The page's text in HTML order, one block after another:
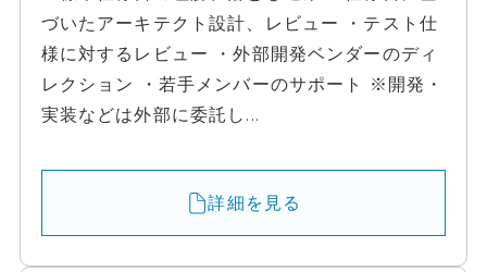
づいたアーキテクト設計、レビュー ・テスト仕
様に対するレビュー ・外部開発ベンダーのディ
レクション ・若手メンバーのサポート ※開発・
実装などは外部に委託し...
詳細を見る